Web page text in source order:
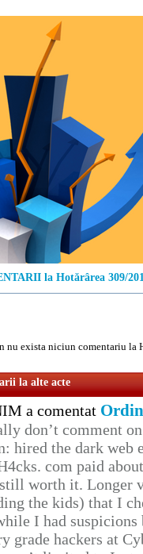
la Hotărârea 309/
nu exista niciun comentariu la
la alte acte
a comentat
don’t comment
hired the dark web
com paid
worth it. Longer
the kids) that I
I had
grade hackers at